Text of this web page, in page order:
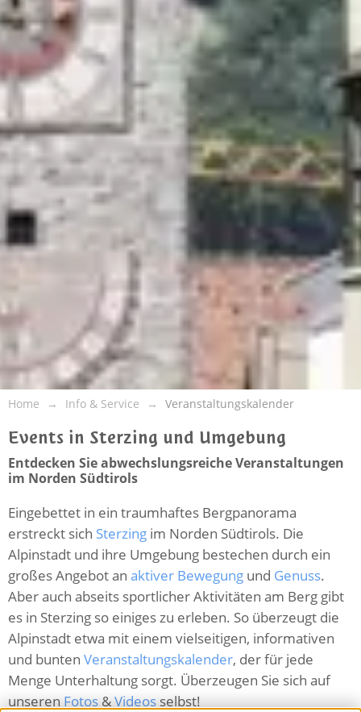
Home Info & Service Veranstaltungskalender
Events in Sterzing und Umgebung
Entdecken Sie abwechslungsreiche Veranstaltungen
im Norden Südtirols
Eingebettet in ein traumhaftes Bergpanorama
erstreckt sich Sterzing im Norden Südtirols. Die
Alpinstadt und ihre Umgebung bestechen durch ein
großes Angebot an aktiver Bewegung und Genuss.
Aber auch abseits sportlicher Aktivitäten am Berg gibt
es in Sterzing so einiges zu erleben. So überzeugt die
Alpinstadt etwa mit einem vielseitigen, informativen
und bunten Veranstaltungskalender, der für jede
Menge Unterhaltung sorgt. Überzeugen Sie sich auf
unserenFotos&Videosselbst!